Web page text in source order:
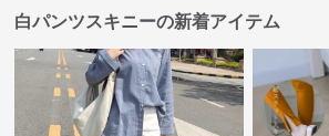
白パンツスキニーの新着アイテム